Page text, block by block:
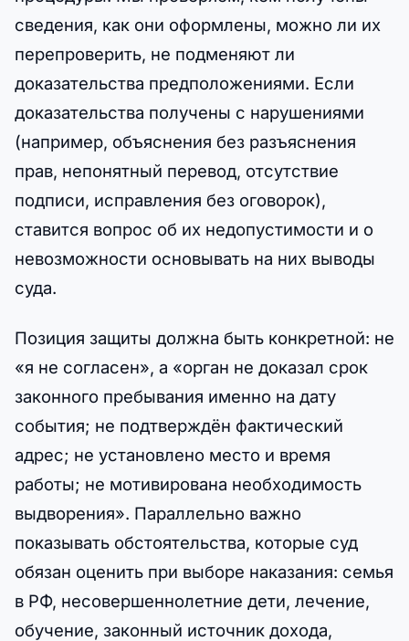
сведения, как они оформлены, можно ли их
перепроверить, не подменяют ли
доказательства предположениями. Если
доказательства получены с нарушениями
(например, объяснения без разъяснения
прав, непонятный перевод, отсутствие
подписи, исправления без оговорок),
ставится вопрос об их недопустимости и о
невозможности основывать на них выводы
суда.
Позиция защиты должна быть конкретной: не
«я не согласен», а «орган не доказал срок
законного пребывания именно на дату
события; не подтверждён фактический
адрес; не установлено место и время
работы; не мотивирована необходимость
выдворения». Параллельно важно
показывать обстоятельства, которые суд
обязан оценить при выборе наказания: семья
в РФ, несовершеннолетние дети, лечение,
обучение, законный источник дохода,